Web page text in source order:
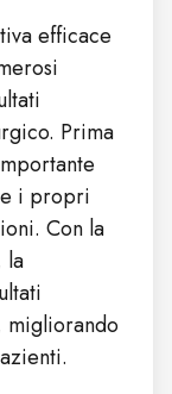
efficace
Prima
i propri
Con la
la
migliorando